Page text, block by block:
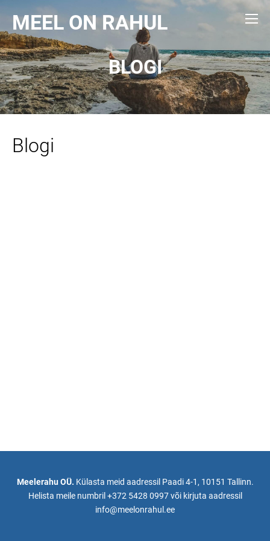
MEEL ON RAHUL
BLOGI
Blogi
Meelerahu OÜ. Külasta meid aadressil Paadi 4-1, 10151 Tallinn.
Helista meile numbril +372 5428 0997 või kirjuta aadressil
info@meelonrahul.ee